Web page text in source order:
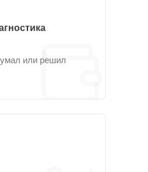
или решил